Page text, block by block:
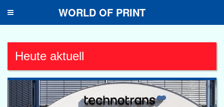
Toggle
WORLD OF PRINT
Heute aktuell